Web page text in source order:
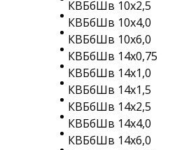
КВБбШв 10х2,5
КВБбШв 10х4,0
КВБбШв 10х6,0
КВБбШв 14х0,75
КВБбШв 14х1,0
КВБбШв 14х1,5
КВБбШв 14х2,5
КВБбШв 14х4,0
КВБбШв 14х6,0